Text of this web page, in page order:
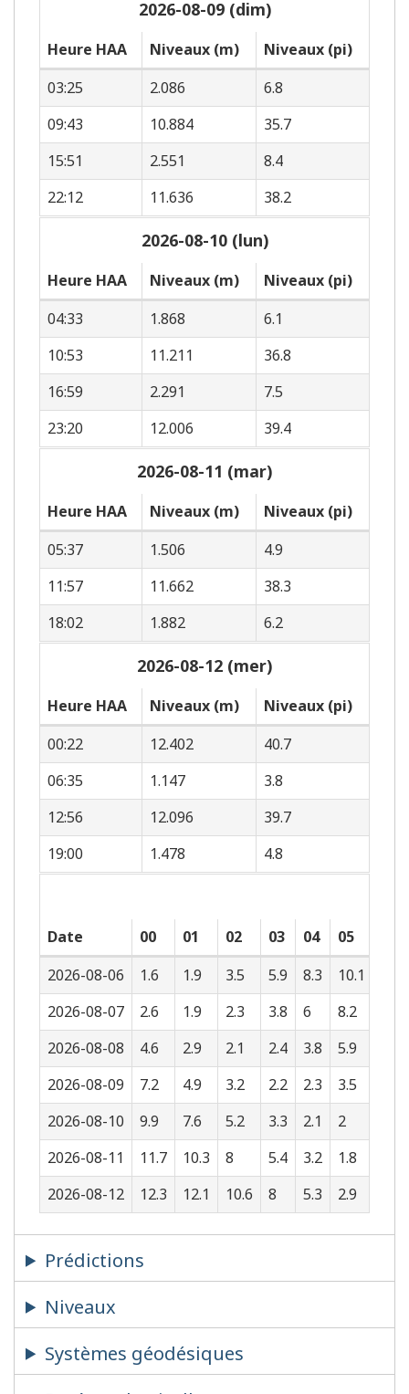
2026-08-09 (dim)
Heure HAA Niveaux (m)
Niveaux (pi)
03:25
2.086
6.8
09:43
10.884
35.7
15:51
2.551
8.4
22:12
11.636 38.2
2026-08-10 (lun)
Heure HAA Niveaux (m)
Niveaux (pi)
04:33
1.868
6.1
10:53
11.211
36.8
16:59
2.291
7.5
23:20
12.006 39.4
2026-08-11 (mar)
Heure HAA Niveaux (m)
Niveaux (pi)
05:37
1.506
4.9
11:57
11.662
38.3
18:02
1.882 6.2
2026-08-12 (mer)
Heure HAA Niveaux (m)
Niveaux (pi)
00:22
12.402
40.7
06:35
1.147
3.8
12:56
12.096
39.7
19:00
1.478 4.8
Date 00 01 02 03 04 05
2026-08-06
1.6 1.9 3.5 5.9 8.3 10.1
2026-08-07
2.6 1.9 2.3 3.8 6 8.2
2026-08-08
4.6 2.9 2.1 2.4 3.8 5.9
2026-08-09
7.2 4.9 3.2 2.2 2.3 3.5
2026-08-10
9.9 7.6 5.2 3.3 2.1 2
2026-08-11
11.7 10.3 8 5.4 3.2 1.8
2026-08-12
12.3 12.1 10.6 8 5.3 2.9
Prédictions
Niveaux
Systèmes géodésiques